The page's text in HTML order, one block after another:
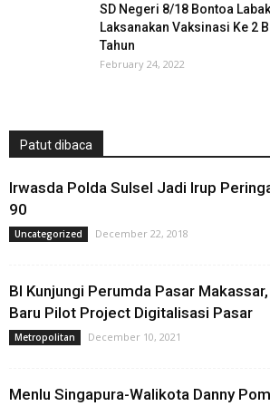
SD Negeri 8/18 Bontoa
Laksanakan Vaksinasi Ke 2
Tahun
February 24, 2022
Patut dibaca
Irwasda Polda Sulsel Jadi Irup
90
Uncategorized December 22, 2018
BI Kunjungi Perumda Pasar
Baru Pilot Project Digitalisasi Pasar
Metropolitan December 10, 2021
Menlu Singapura-Walikota Danny